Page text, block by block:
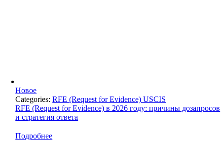
Новое
Categories:RFE (Request for Evidence) USCIS
RFE (Request for Evidence) в 2026 году: причины дозапросов
и стратегия ответа
Подробнее